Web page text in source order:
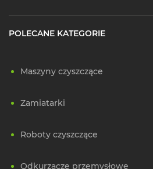
POLECANE KATEGORIE
Maszyny czyszczące
Zamiatarki
Roboty czyszczące
Odkurzacze przemysłowe